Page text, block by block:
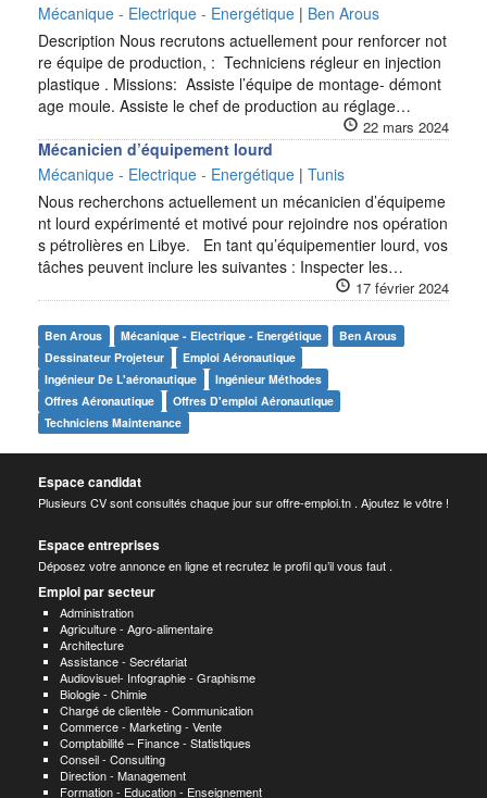
Mécanique - Electrique - Energétique | Ben Arous
Description Nous recrutons actuellement pour renforcer not
re équipe de production, : Techniciens régleur en injection
plastique . Missions: Assiste l’équipe de montage- démont
age moule. Assiste le chef de production au réglage…
22 mars 2024
Mécanicien d’équipement lourd
Mécanique - Electrique - Energétique | Tunis
Nous recherchons actuellement un mécanicien d’équipeme
nt lourd expérimenté et motivé pour rejoindre nos opération
s pétrolières en Libye. En tant qu’équipementier lourd, vos
tâches peuvent inclure les suivantes : Inspecter les…
17 février 2024
Ben Arous Mécanique - Electrique - Energétique
Ben Arous
Dessinateur Projeteur
Emploi Aéronautique
Ingénieur De L'aéronautique
Ingénieur Méthodes
Offres Aéronautique
Offres D'emploi Aéronautique
Techniciens Maintenance
Espace candidat
Plusieurs CV sont consultés chaque jour sur offre-emploi.tn . Ajoutez le vôtre !
Espace entreprises
Déposez votre annonce en ligne et recrutez le profil qu’il vous faut .
Emploi par secteur
Administration
Agriculture - Agro-alimentaire
Architecture
Assistance - Secrétariat
Audiovisuel- Infographie - Graphisme
Biologie - Chimie
Chargé de clientèle - Communication
Commerce - Marketing - Vente
Comptabilité – Finance - Statistiques
Conseil - Consulting
Direction - Management
Formation - Education - Enseignement